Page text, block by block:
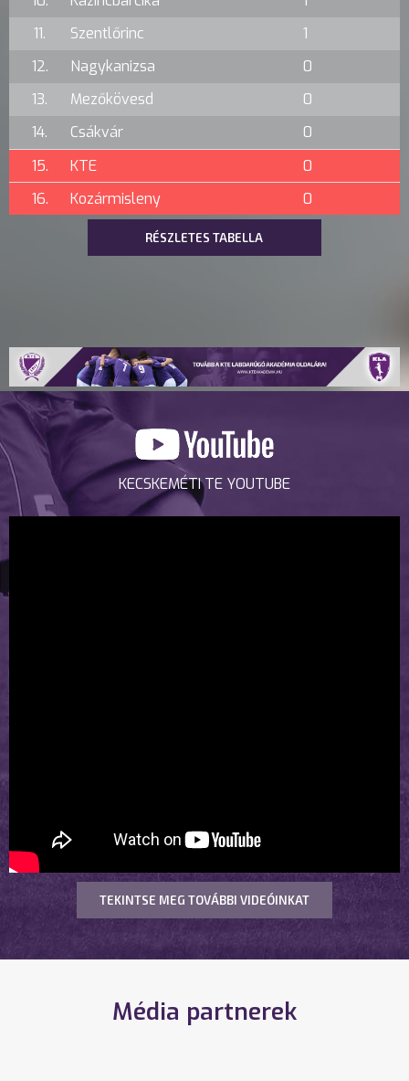
11.
Szentlőrinc
1
12.
Nagykanizsa
0
13.
Mezőkövesd
0
14.
Csákvár
0
15.
KTE
0
16.
Kozármisleny 0
RÉSZLETES TABELLA
KECSKEMÉTI TE YOUTUBE
TEKINTSE MEG TOVÁBBI VIDEÓINKAT
Média partnerek